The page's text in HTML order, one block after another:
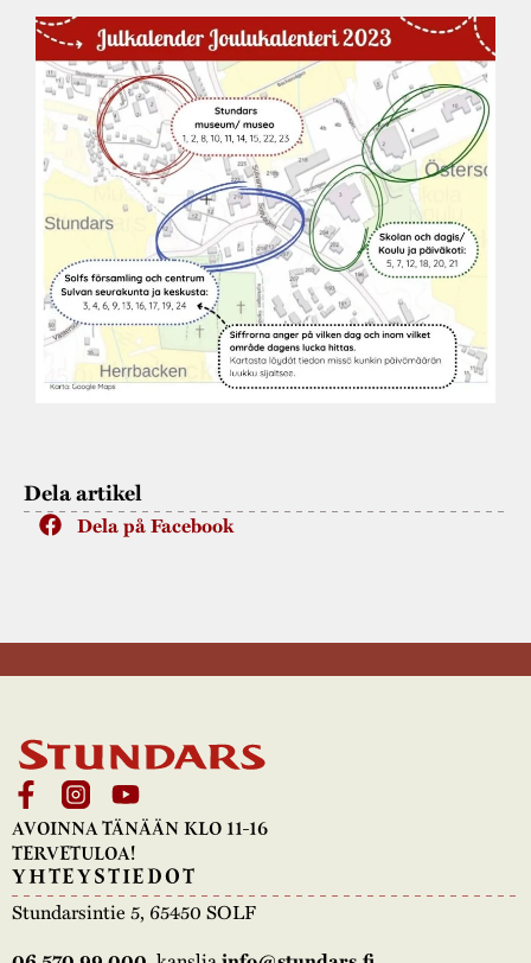
Dela artikel
Dela på Facebook
AVOINNA TÄNÄÄN KLO 11-16
TERVETULOA!
YHTEYSTIEDOT
Stundarsintie 5, 65450 SOLF